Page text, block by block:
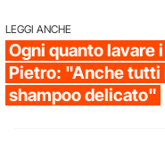
LEGGI ANCHE
Ogni quanto lavare
Pietro: "Anche tutti
shampoo delicato"